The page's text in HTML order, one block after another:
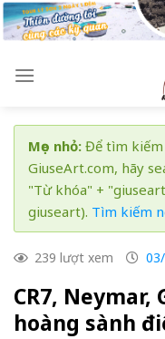
Skip
to
Mẹo nhỏ: Để tìm kiếm
GiuseArt.com, hãy
"Từ khóa" +
giuseart). Tìm kiếm
239 lượt xem
CR7,
hoàng sành